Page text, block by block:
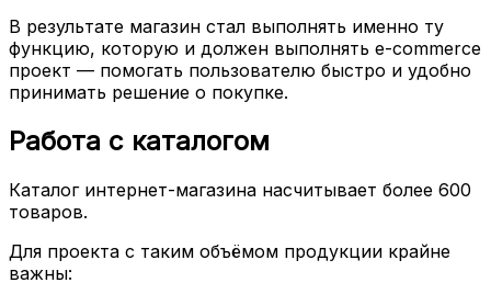
В результате магазин стал выполнять именно ту
функцию, которую и должен выполнять e-commerce
проект — помогать пользователю быстро и удобно
принимать решение о покупке.
Работа с каталогом
Каталог интернет-магазина насчитывает более 600
товаров.
Для проекта с таким объёмом продукции крайне
важны: